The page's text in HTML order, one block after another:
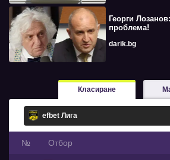
Георги
проблема!
darik.bg
Класиране
№ Oтбор